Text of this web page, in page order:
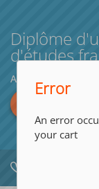
Diplôme
d'études
ARTS, LETTRES,
Error
An error
your cart